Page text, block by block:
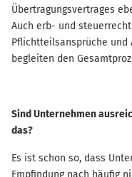
Übertragungsvertrages
Auch erb- und
Pflichtteilsansprüche und
begleiten den
Sind Unternehmen
das?
Es ist schon so, dass
Empfindung nach häufig